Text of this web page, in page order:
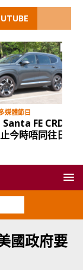
媒體節目
FE CRDi
今時唔同往日
國政府要